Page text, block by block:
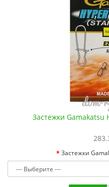
Застежки Gamakatsu
Застежки